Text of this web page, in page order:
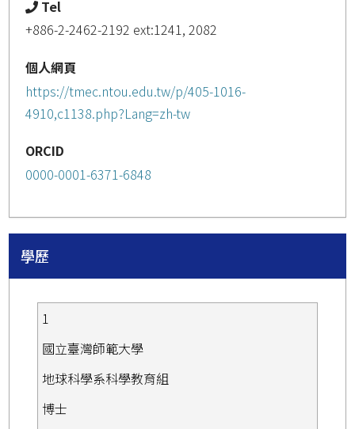
Tel
+886-2-2462-2192 ext:1241, 2082
個人網頁
https://tmec.ntou.edu.tw/p/405-1016-
4910,c1138.php?Lang=zh-tw
ORCID
0000-0001-6371-6848
學歷
1
國立臺灣師範大學
地球科學系科學教育組
博士